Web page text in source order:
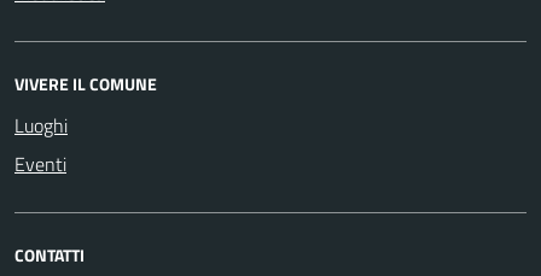
VIVERE IL COMUNE
Luoghi
Eventi
CONTATTI